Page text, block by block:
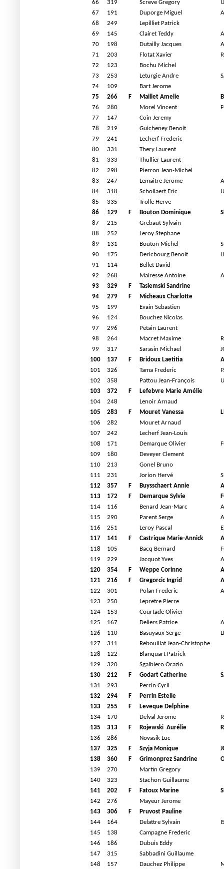
66
319 Screve Gregory
67
191 Duporge Miguel
68
249
Lepilliet Patrick
69
145 Clairet Teddy
70
198 Dutailly Jacques
71
203 Flotat Xavier
72
123
Bochu Michel
73
253 Leturgie Andre
74
109
Bart Jerome
75
266 F Maillet Amelie
76
280 Morel Vincent
77
147
Coin Jeremy
78
219
Guicheney Benoit
79
241
Lecherf Frederic
80
331
Thery Laurent
81
333
Thullier Laurent
82
298
Pierron Jean-Michel
83
247 Lemaitre Jerome
84
318 Schollaert Eric
85
335
Trolle Herve
86
129 F Bouton Dominique
87
215
Grebaut Sylvain
88
252
Leroy Stephane
89
131 Bouton Michel
90
175 Dericbourg Benoit
91
114
Bellet David
92
268 Mairesse Antoine
93
329 F
Tasiemski Sandrine
94
279 F
Micheaux Charlotte
95
199
Evain Sebastien
96
124
Bouchez Nicolas
97
296
Petain Laurent
98
264 Macret Maxime
99
317 Sarasin Michael
100
137 F Bridoux Laetitia
101
326 Tama Frederic
102
358 Pattou Jean-François
103
372 F
Lefebvre Marie Amélie
104
248
Lenoir Arnaud
105
283 F Mouret Vanessa
106
282
Mouret Arnaud
107
242
Lecherf Jean-Louis
108
171 Demarque Olivier
109
180
Deveyer Clement
110
213
Gonel Bruno
111
231 Jorion Hervé
112
357 F Buysschaert Annie
113
172 F Demarque Sylvie
114
116 Benard Jean-Marc
115
290 Parent Serge
116
251 Leroy Pascal
117
141 F Castrique Marie-Annick
118
105 Bacq Bernard
119
229 Jacquot Yves
120
354 F Weppe Corinne
121
216 F Gregorcic Ingrid
122
301 Polan Frederic
123
250
Lepretre Pierre
124
153
Courtade Olivier
125
167 Deliers Patrice
126
110 Basuyaux Serge
127
311
Rebouillat Jean-Christophe
128
122
Blanquart Patrick
129
320
Sgalbiero Orazio
130
212 F Godart Catherine
131
293
Perrin Cyril
132
294 F
Perrin Estelle
133
255 F
Leveque Delphine
134
170 Delval Jerome
135
313 F Rojewski Aurélie
136
286
Novasik Luc
137
325 F Szyja Monique
138
360 F Grimonprez Sandrine
139
270
Martin Gregory
140
323
Stachon Guillaume
141
202 F Fatoux Marine
142
276
Mayeur Jerome
143
306 F
Pruvost Pauline
144
164 Delattre Sylvain
145
138
Campagne Frederic
146
186
Dubuis Eddy
147
315
Sabbadini Guillaume
148
157 Dauchez Philippe